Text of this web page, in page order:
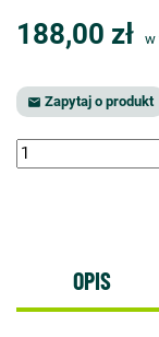
188,00 zł w
 Zapytaj o produkt
OPIS